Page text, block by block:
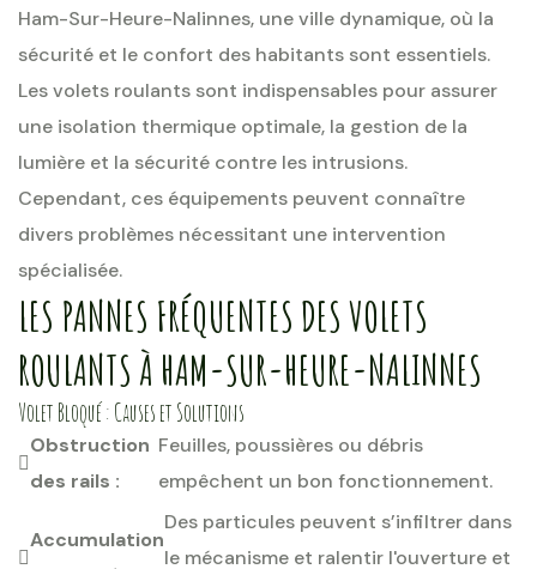
Ham-Sur-Heure-Nalinnes, une ville dynamique, où la
sécurité et le confort des habitants sont essentiels.
Les volets roulants sont indispensables pour assurer
une isolation thermique optimale, la gestion de la
lumière et la sécurité contre les intrusions.
Cependant, ces équipements peuvent connaître
divers problèmes nécessitant une intervention
spécialisée.
LES PANNES FRÉQUENTES DES VOLETS
ROULANTS À HAM-SUR-HEURE-NALINNES
Volet Bloqué : Causes et Solutions
Obstruction
des rails :
Feuilles, poussières ou débris
empêchent un bon fonctionnement.
Accumulation
Des particules peuvent s’infiltrer dans
le mécanisme et ralentir l'ouverture et